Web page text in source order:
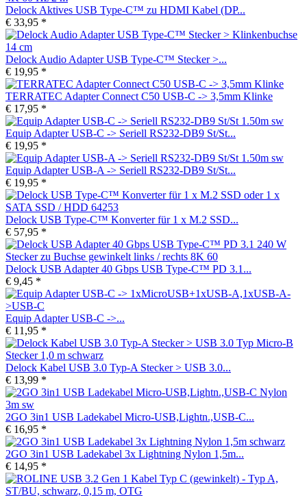
Delock Aktives USB Type-C™ zu HDMI Kabel (DP...
€ 33,95 *
Delock Audio Adapter USB Type-C™ Stecker >...
€ 19,95 *
TERRATEC Adapter Connect C50 USB-C -> 3,5mm Klinke
€ 17,95 *
Equip Adapter USB-C -> Seriell RS232-DB9 St/St...
€ 19,95 *
Equip Adapter USB-A -> Seriell RS232-DB9 St/St...
€ 19,95 *
Delock USB Type-C™ Konverter für 1 x M.2 SSD...
€ 57,95 *
Delock USB Adapter 40 Gbps USB Type-C™ PD 3.1...
€ 9,45 *
Equip Adapter USB-C ->...
€ 11,95 *
Delock Kabel USB 3.0 Typ-A Stecker > USB 3.0...
€ 13,99 *
2GO 3in1 USB Ladekabel Micro-USB,Lightn.,USB-C...
€ 16,95 *
2GO 3in1 USB Ladekabel 3x Lightning Nylon 1,5m...
€ 14,95 *